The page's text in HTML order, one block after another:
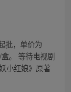
批，单价为
。 等待电视剧
小红娘》原著